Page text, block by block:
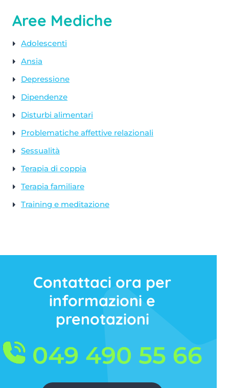
Aree Mediche
Adolescenti
Ansia
Depressione
Dipendenze
Disturbi alimentari
Problematiche affettive relazionali
Sessualità
Terapia di coppia
Terapia familiare
Training e meditazione
Contattaci ora per
informazioni e
prenotazioni